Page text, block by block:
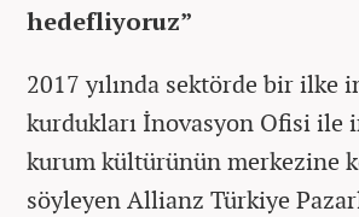
hedefliyoruz”
2017 yılında sektörde bir ilke
kurdukları İnovasyon Ofisi ile
kurum kültürünün merkezine
söyleyen Allianz Türkiye